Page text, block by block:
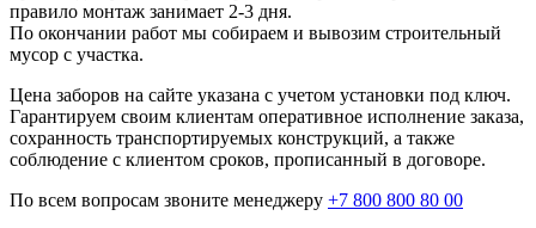
правило монтаж занимает 2-3 дня.
По окончании работ мы собираем и вывозим строительный
мусор с участка.
Цена заборов на сайте указана с учетом установки под ключ.
Гарантируем своим клиентам оперативное исполнение заказа,
сохранность транспортируемых конструкций, а также
соблюдение с клиентом сроков, прописанный в договоре.
По всем вопросам звоните менеджеру +7 800 800 80 00